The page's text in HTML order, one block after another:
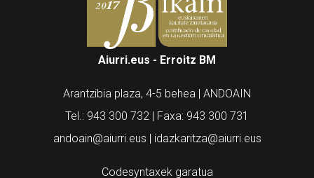
Aiurri.eus - Erroitz BM
Arantzibia plaza, 4-5 behea | ANDOAIN
Tel.: 943 300 732 | Faxa: 943 300 731
andoain@aiurri.eus | idazkaritza@aiurri.eus
Codesyntaxek garatua